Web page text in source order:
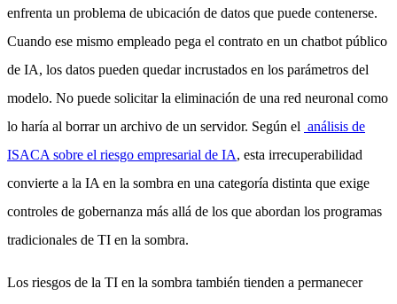
enfrenta un problema de ubicación de datos que puede contenerse.
Cuando ese mismo empleado pega el contrato en un chatbot público
de IA, los datos pueden quedar incrustados en los parámetros del
modelo. No puede solicitar la eliminación de una red neuronal como
lo haría al borrar un archivo de un servidor. Según el análisis de
ISACA sobre el riesgo empresarial de IA, esta irrecuperabilidad
convierte a la IA en la sombra en una categoría distinta que exige
controles de gobernanza más allá de los que abordan los programas
tradicionales de TI en la sombra.
Los riesgos de la TI en la sombra también tienden a permanecer